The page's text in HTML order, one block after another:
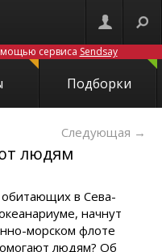
сервиса Sendsay
Подборки
Следующая →
людям
обитающих в Сева­
начнут
морском флоте
людям? Об